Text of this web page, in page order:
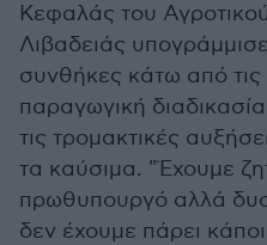
Κεφαλάς του
Λιβαδειάς
συνθήκες κάτω από τις
παραγωγική
τις τρομακτικές
τα καύσιμα. "Έχουμε
πρωθυπουργό αλλά
δεν έχουμε πάρει